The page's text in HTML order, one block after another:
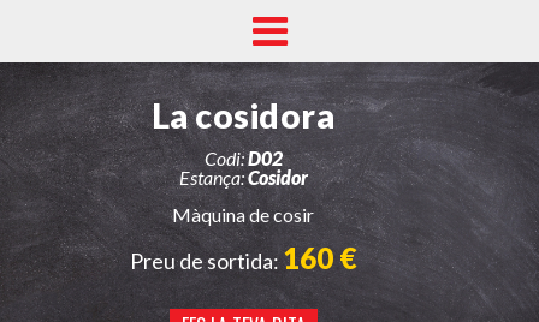
La cosidora
Codi:D02
Estança:Cosidor
Màquina de cosir
Preu de sortida: 160 €